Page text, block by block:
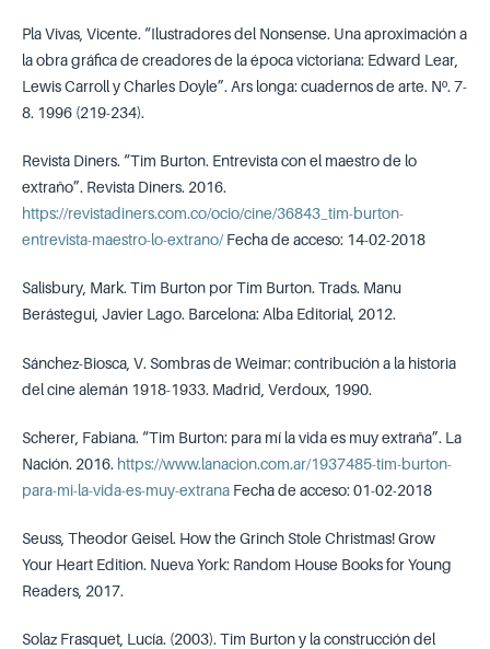
Pla Vivas, Vicente. “Ilustradores del Nonsense. Una aproximación a
la obra gráfica de creadores de la época victoriana: Edward Lear,
Lewis Carroll y Charles Doyle”. Ars longa: cuadernos de arte. Nº. 7-
8. 1996 (219-234).
Revista Diners. “Tim Burton. Entrevista con el maestro de lo
extraño”. Revista Diners. 2016.
https://revistadiners.com.co/ocio/cine/36843_tim-burton-
entrevista-maestro-lo-extrano/Fecha de acceso: 14-02-2018
Salisbury, Mark. Tim Burton por Tim Burton. Trads. Manu
Berástegui, Javier Lago. Barcelona: Alba Editorial, 2012.
Sánchez-Biosca, V. Sombras de Weimar: contribución a la historia
del cine alemán 1918-1933. Madrid, Verdoux, 1990.
Scherer, Fabiana. “Tim Burton: para mí la vida es muy extraña”. La
Nación. 2016. https://www.lanacion.com.ar/1937485-tim-burton-
para-mi-la-vida-es-muy-extranaFecha de acceso: 01-02-2018
Seuss, Theodor Geisel. How the Grinch Stole Christmas! Grow
Your Heart Edition. Nueva York: Random House Books for Young
Readers, 2017.
Solaz Frasquet, Lucía. (2003). Tim Burton y la construcción del